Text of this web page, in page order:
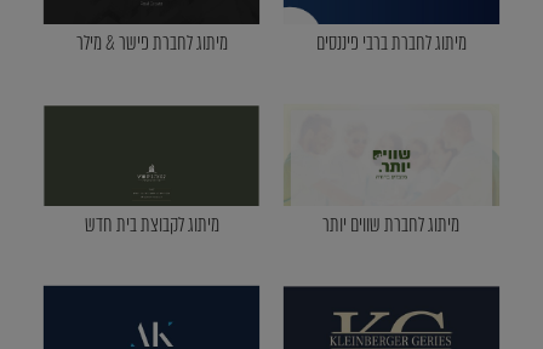
מיתוג לחברת ברבי פיננסים מיתוג לחברת פישר & מילר
מיתוג לחברת שווים יותר מיתוג לקבוצת בית חדש